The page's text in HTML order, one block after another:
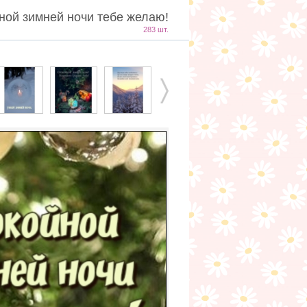
зимней ночи тебе желаю!
283 шт.